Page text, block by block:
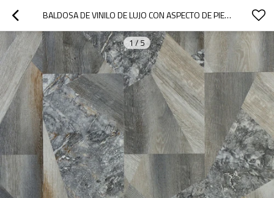
BALDOSA DE VINILO DE LUJO CON ASPECTO DE PIEDRA DE TABLONES DE VINILO DE 12X24 PISOS DE VINILO LVT CLICK | 12''X36'' 5,0 MM/0,3 MM FÁCIL INSTALACIÓN HTS 8001
1 / 5